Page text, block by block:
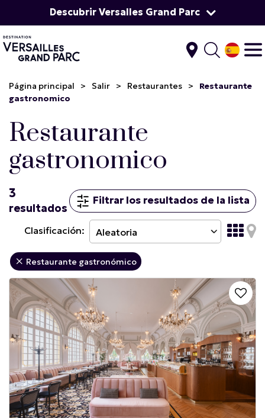
Descubrir Versalles Grand Parc
Página principal > Salir > Restaurantes >
Restaurante
gastronomico
Restaurante
gastronomico
3
resultados
Restaurante gastronómico
Filtrar los resultados de la lista
Clasificación: